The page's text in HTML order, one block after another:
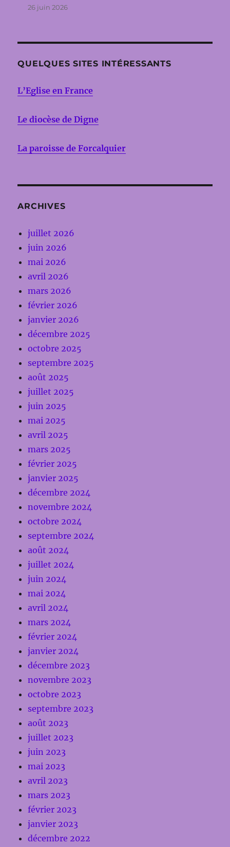
26 juin 2026
QUELQUES SITES INTÉRESSANTS
L’Eglise en France
Le diocèse de Digne
La paroisse de Forcalquier
ARCHIVES
juillet 2026
juin 2026
mai 2026
avril 2026
mars 2026
février 2026
janvier 2026
décembre 2025
octobre 2025
septembre 2025
août 2025
juillet 2025
juin 2025
mai 2025
avril 2025
mars 2025
février 2025
janvier 2025
décembre 2024
novembre 2024
octobre 2024
septembre 2024
août 2024
juillet 2024
juin 2024
mai 2024
avril 2024
mars 2024
février 2024
janvier 2024
décembre 2023
novembre 2023
octobre 2023
septembre 2023
août 2023
juillet 2023
juin 2023
mai 2023
avril 2023
mars 2023
février 2023
janvier 2023
décembre 2022